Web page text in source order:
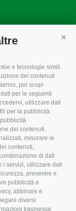
e tecnologie simili.
dei contenuti
per scopi
per le seguenti
utilizzare dati
per la pubblicità
dei contenuti,
misurare le
contenuti,
di dati
i servizi, utilizzare dati
prevenire e
pubblicità e
abbinare e
diversi
trasmesse
ATTIVA